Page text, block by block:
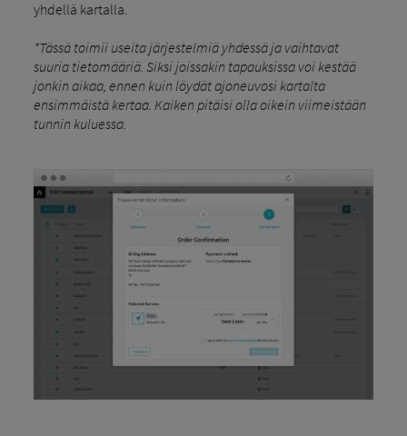
yhdellä kartalla.
*Tässä toimii useita järjestelmiä yhdessä ja vaihtavat
suuria tietomääriä. Siksi joissakin tapauksissa voi kestää
jonkin aikaa, ennen kuin löydät ajoneuvosi kartalta
ensimmäistä kertaa. Kaiken pitäisi olla oikein viimeistään
tunnin kuluessa.